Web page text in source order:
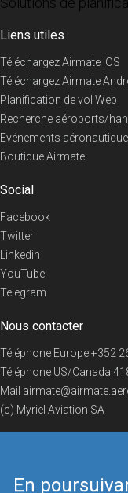
En
Liens utiles
Téléchargez Airmate iOS
Téléchargez Airmate
Planification de vol Web
Recherche aéroports/
Evénements
Boutique Airmate
Social
Facebook
Twitter
Linkedin
YouTube
Telegram
Nous contacter
Téléphone Europe+352
Téléphone US/Canada
Mail
(c) Myriel Aviation SA
© 2019 Airmate -Conditions